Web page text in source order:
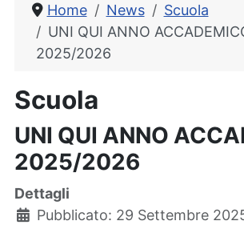
Home News
Scuola
UNI QUI ANNO
2025/2026
Scuola
UNI QUI ANNO
2025/2026
Dettagli
Pubblicato: 29 Settembre